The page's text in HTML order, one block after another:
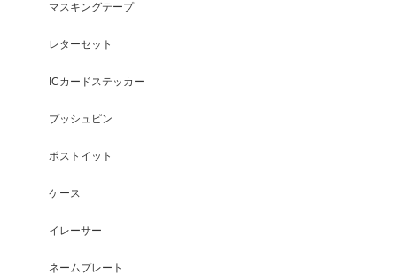
マスキングテープ
レターセット
ICカードステッカー
プッシュピン
ポストイット
ケース
イレーサー
ネームプレート